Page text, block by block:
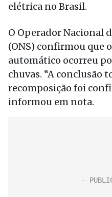
elétrica no Brasil.
O Operador Nacional
(ONS) confirmou que
automático ocorreu
chuvas. “A conclusão
recomposição foi
informou em nota.